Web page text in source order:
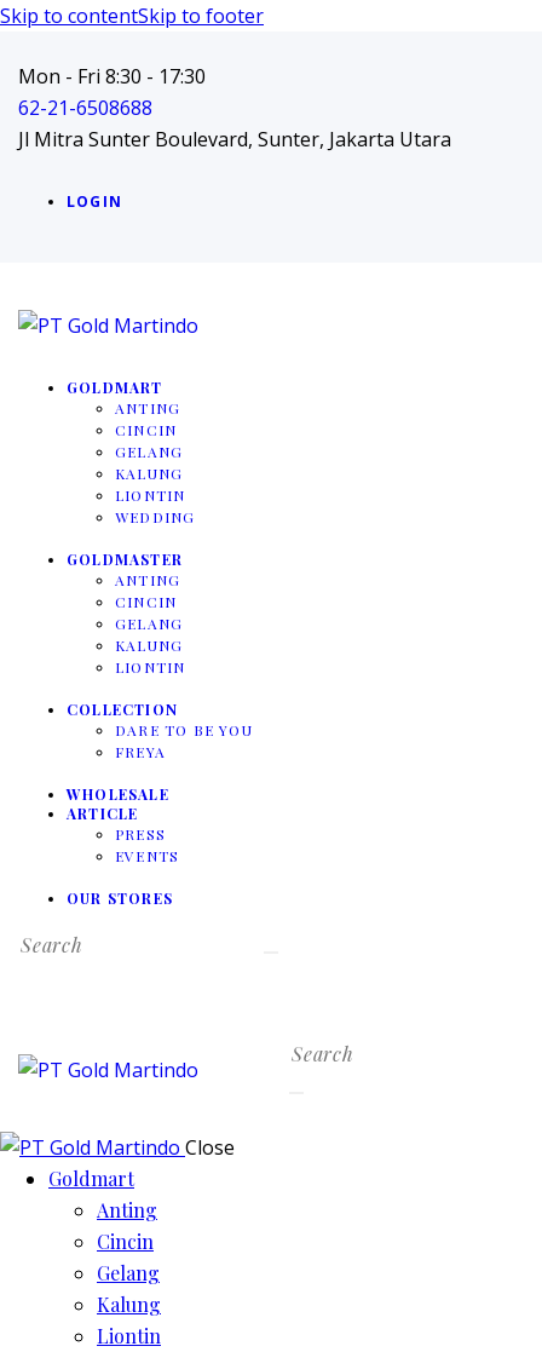
Skip to contentSkip to footer
Mon - Fri 8:30 - 17:30
62-21-6508688
Jl Mitra Sunter Boulevard, Sunter, Jakarta Utara
LOGIN
GOLDMART
ANTING
CINCIN
GELANG
KALUNG
LIONTIN
WEDDING
GOLDMASTER
ANTING
CINCIN
GELANG
KALUNG
LIONTIN
COLLECTION
DARE TO BE YOU
FREYA
WHOLESALE
ARTICLE
PRESS
EVENTS
OUR STORES
Close
Goldmart
Anting
Cincin
Gelang
Kalung
Liontin